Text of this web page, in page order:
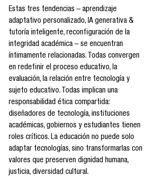
Estas tres tendencias – aprendizaje
adaptativo personalizado, IA generativa &
tutoría inteligente, reconfiguración de la
integridad académica – se encuentran
íntimamente relacionadas. Todas convergen
en redefinir el proceso educativo, la
evaluación, la relación entre tecnología y
sujeto educativo. Todas implican una
responsabilidad ética compartida:
diseñadores de tecnología, instituciones
académicas, gobiernos y estudiantes tienen
roles críticos. La educación no puede solo
adaptar tecnologías, sino transformarlas con
valores que preserven dignidad humana,
justicia, diversidad cultural.